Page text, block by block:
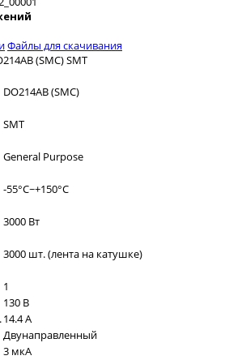
Файлы для скачивания
(SMC) SMT
DO214AB (SMC)
SMT
General Purpose
-55°C~+150°C
3000 Вт
3000 шт. (лента на катушке)
1
130 В
14.4 А
Двунаправленный
3 мкА